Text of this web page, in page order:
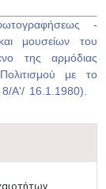
-
μουσείων του
της αρμόδιας
με το
Α'/ 16.1.1980).
29
•
30
•
5
•
6
•
• •
• •